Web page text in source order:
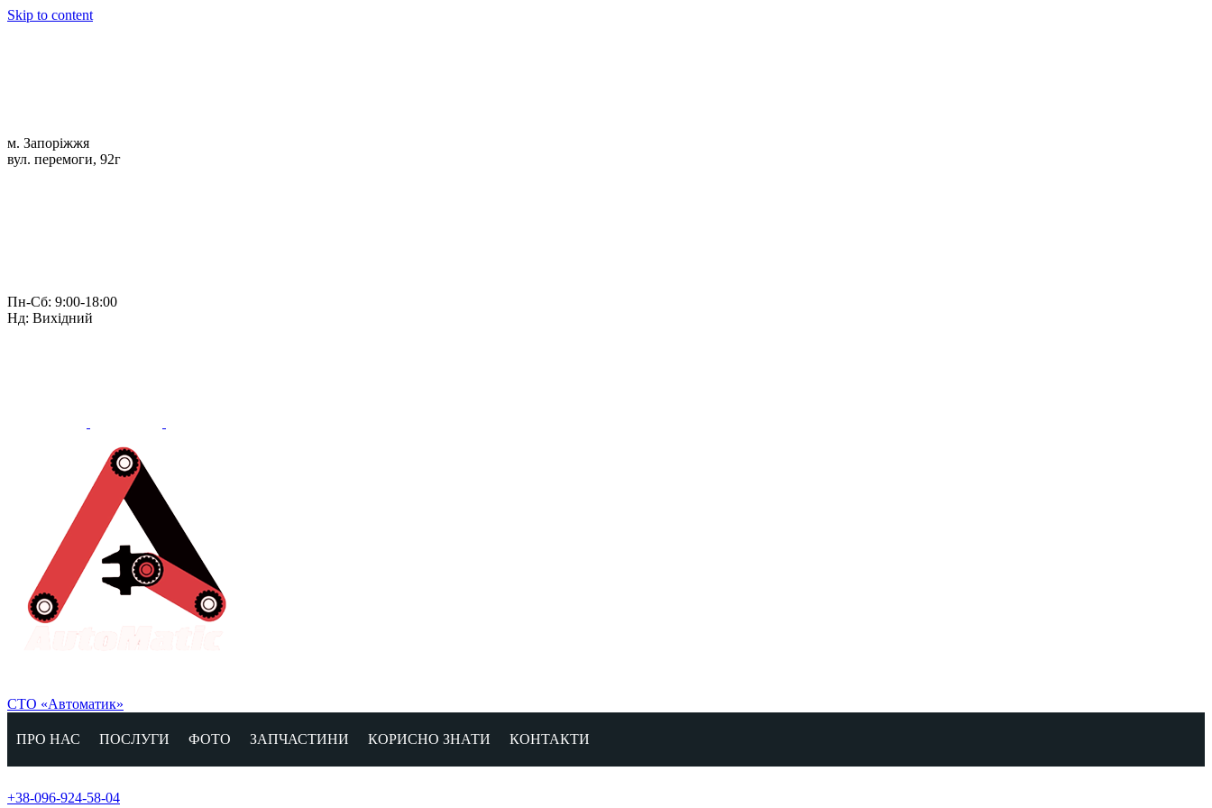
Skip to content
м. Запоріжжя
вул. перемоги, 92г
Пн-Сб: 9:00-18:00
Нд: Вихідний
СТО «Автоматик»
ПРО НАС ПОСЛУГИ ФОТО ЗАПЧАСТИНИ КОРИСНО ЗНАТИ КОНТАКТИ
+38-096-924-58-04